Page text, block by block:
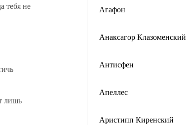
Агафон
Анаксагор Клазоменский
Антисфен
Апеллес
Аристипп Киренский
тебя не
лишь